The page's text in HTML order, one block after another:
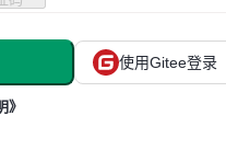
使用Gitee登录
》